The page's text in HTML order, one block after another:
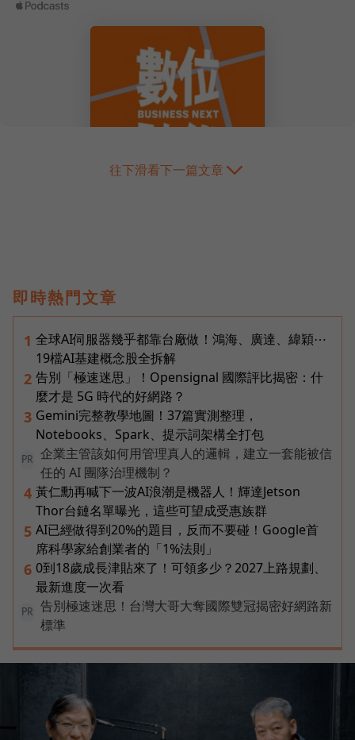
往下滑看下一篇文章
即時熱門文章
1 全球AI伺服器幾乎都靠台廠做！鴻海、廣達、緯穎⋯
19檔AI基建概念股全拆解
2 告別「極速迷思」！Opensignal 國際評比揭密：什
麼才是 5G 時代的好網路？
3 Gemini完整教學地圖！37篇實測整理，
Notebooks、Spark、提示詞架構全打包
PR
企業主管該如何用管理真人的邏輯，建立一套能被信
任的 AI 團隊治理機制？
4 黃仁勳再喊下一波AI浪潮是機器人！輝達Jetson
Thor台鏈名單曝光，這些可望成受惠族群
5 AI已經做得到20%的題目，反而不要碰！Google首
席科學家給創業者的「1%法則」
6 0到18歲成長津貼來了！可領多少？2027上路規劃、
最新進度一次看
PR
告別極速迷思！台灣大哥大奪國際雙冠揭密好網路新
標準